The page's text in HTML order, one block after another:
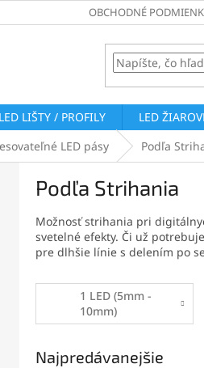
OBCHODNÉ
LED LIŠTY / PROFILY LED
LED pásy Podľa
Podľa Strihania
Možnosť strihania pri
svetelné efekty. Či už
pre dlhšie línie s delením po
1 LED (5mm -
10mm)
Najpredávanejšie